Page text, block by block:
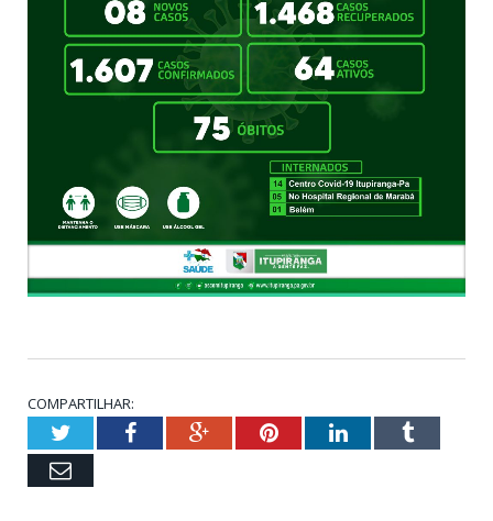
COMPARTILHAR:
TwitterFacebookGoogle+PinterestLinkedInTumblr
Email